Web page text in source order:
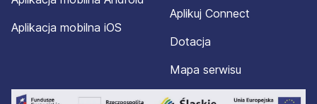
Aplikacja mobilna iOS
Aplikuj Connect
Dotacja
Mapa serwisu